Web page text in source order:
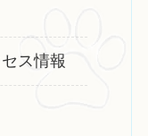
ス情報